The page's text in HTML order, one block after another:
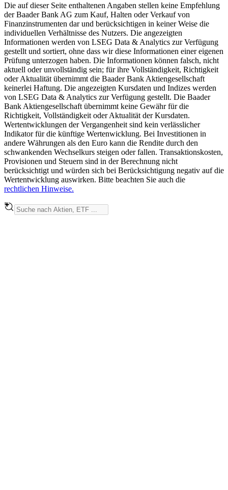
Die auf dieser Seite enthaltenen Angaben stellen keine Empfehlung
der Baader Bank AG zum Kauf, Halten oder Verkauf von
Finanzinstrumenten dar und berücksichtigen in keiner Weise die
individuellen Verhältnisse des Nutzers. Die angezeigten
Informationen werden von LSEG Data & Analytics zur Verfügung
gestellt und sortiert, ohne dass wir diese Informationen einer eigenen
Prüfung unterzogen haben. Die Informationen können falsch, nicht
aktuell oder unvollständig sein; für ihre Vollständigkeit, Richtigkeit
oder Aktualität übernimmt die Baader Bank Aktiengesellschaft
keinerlei Haftung. Die angezeigten Kursdaten und Indizes werden
von LSEG Data & Analytics zur Verfügung gestellt. Die Baader
Bank Aktiengesellschaft übernimmt keine Gewähr für die
Richtigkeit, Vollständigkeit oder Aktualität der Kursdaten.
Wertentwicklungen der Vergangenheit sind kein verlässlicher
Indikator für die künftige Wertenwicklung. Bei Investitionen in
andere Währungen als den Euro kann die Rendite durch den
schwankenden Wechselkurs steigen oder fallen. Transaktionskosten,
Provisionen und Steuern sind in der Berechnung nicht
berücksichtigt und würden sich bei Berücksichtigung negativ auf die
Wertentwicklung auswirken. Bitte beachten Sie auch die
rechtlichen Hinweise.